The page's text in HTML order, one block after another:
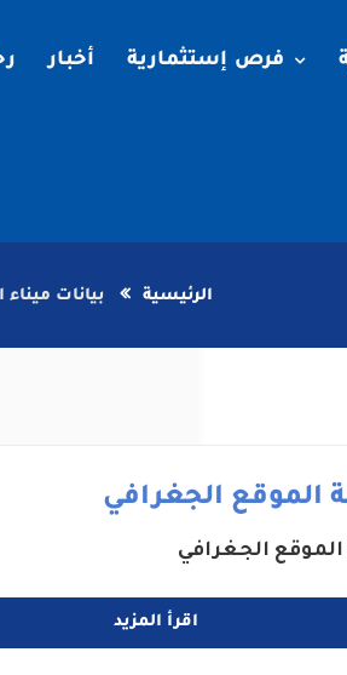
فرص إستثمارية أخبار
الرئيسية بيانات
الموقع الجغرافي
الجغرافي
اقرأ المزيد